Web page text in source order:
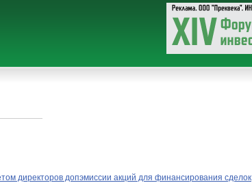
директоров допэмиссии акций для финансирования сделок